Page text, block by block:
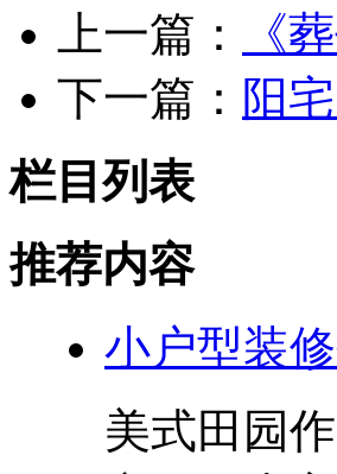
上一篇：
《
下一篇： 阳
栏目列表
推荐内容
小户型装
美式田园